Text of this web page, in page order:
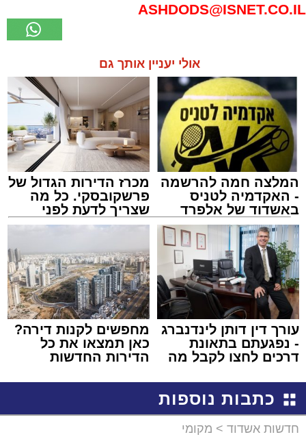
ASHDODS@ISNET.CO.IL
אולי יעניין אותך גם
המלצה חמה להרשמה
- האקדמיה לטניס
באשדוד של אלפרד
קריאולנסקי - לילדים
מכרז הדירות הגדול של
פרשקובסקי. כל מה
שצריך לדעת לפני
שמגישים הצעה לדירה
עורך דין דותן לינדנברג
- נפגעתם בתאונת
דרכים לחצו לקבל מה
מחפשים לקנות דירה?
כאן תמצאו את כל
הדירות החדשות
כתבות נוספות
חדשות אשדוד > מקומי